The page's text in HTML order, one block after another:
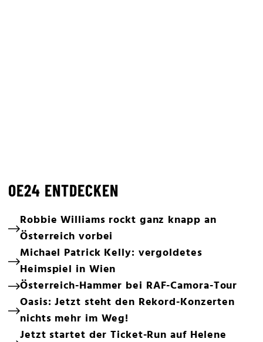
OE24 ENTDECKEN
Robbie Williams rockt ganz knapp an
Österreich vorbei
Michael Patrick Kelly: vergoldetes
Heimspiel in Wien
Österreich-Hammer bei RAF-Camora-Tour
Oasis: Jetzt steht den Rekord-Konzerten
nichts mehr im Weg!
Jetzt startet der Ticket-Run auf Helene